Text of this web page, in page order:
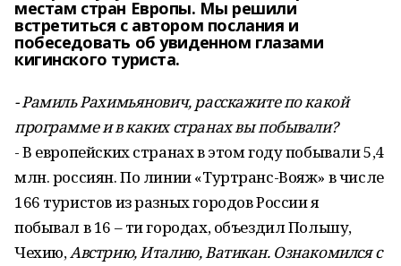
местам стран Европы. Мы решили
встретиться с автором послания и
побеседовать об увиденном глазами
кигинского туриста.
- Рамиль Рахимьянович, расскажите по какой
программе и в каких странах вы побывали?
- В европейских странах в этом году побывали 5,4
млн. россиян. По линии «Туртранс-Вояж» в числе
166 туристов из разных городов России я
побывал в 16 – ти городах, объездил Польшу,
Чехию,Австрию, Италию, Ватикан. Ознакомился с